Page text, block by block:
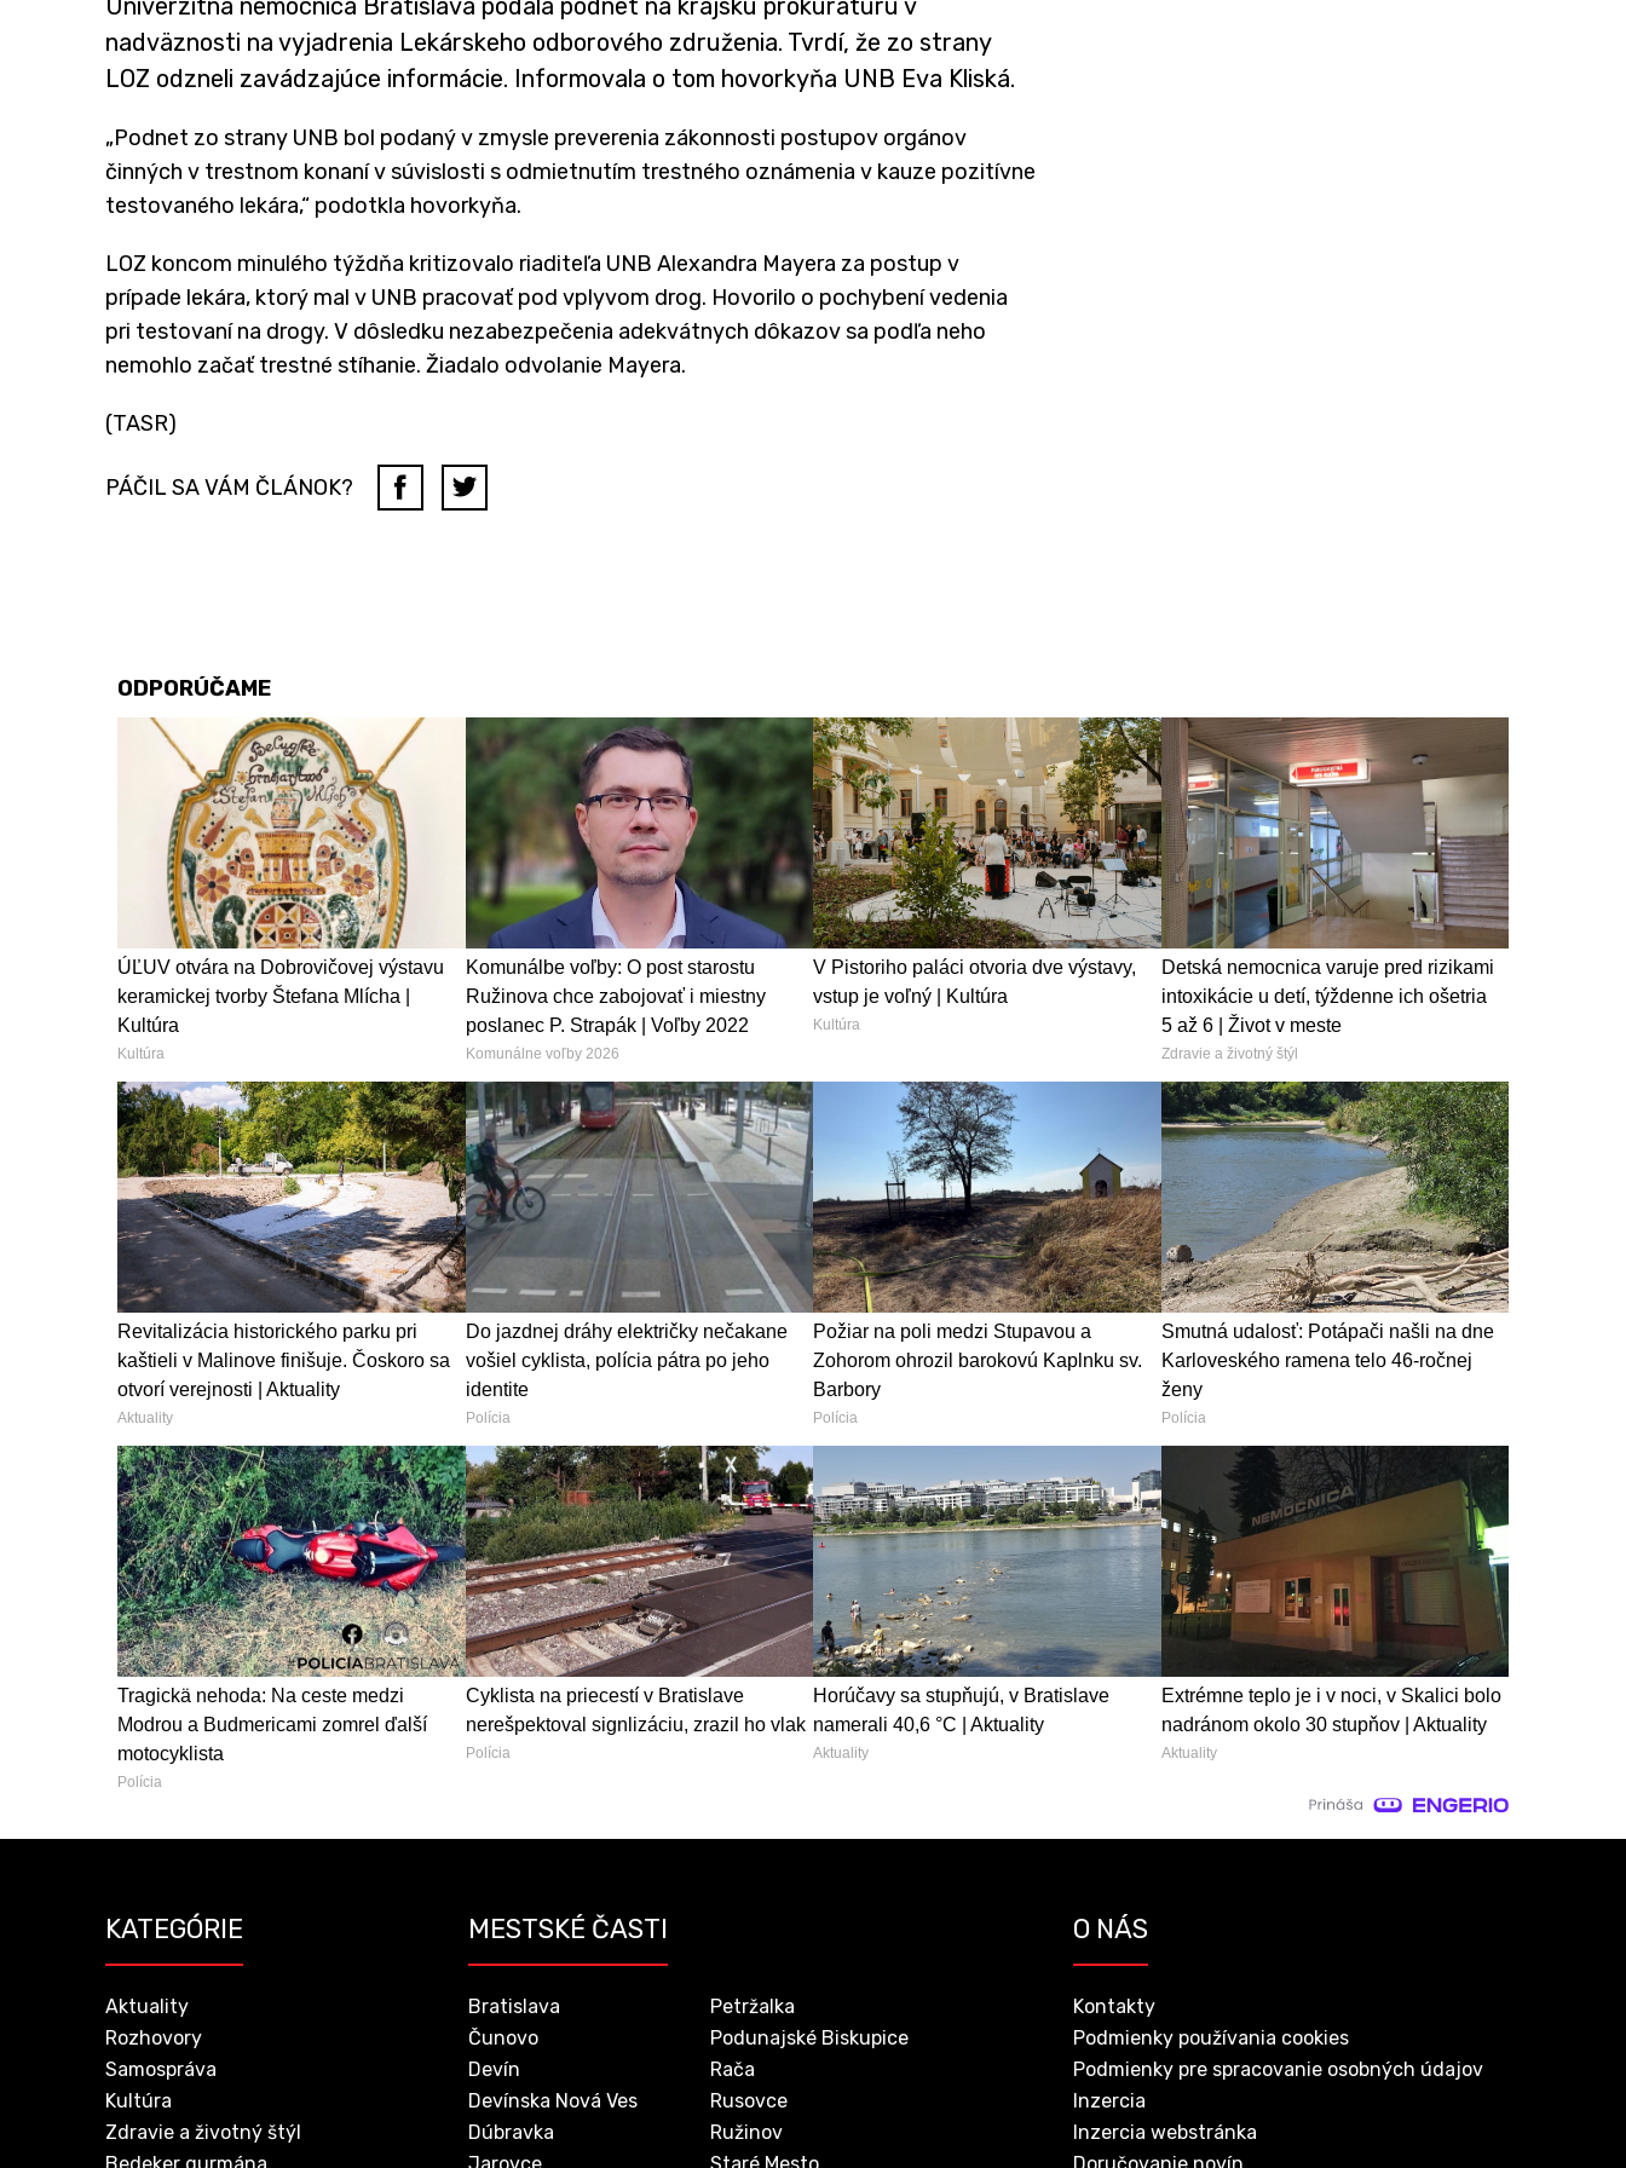
Univerzitná nemocnica Bratislava podala podnet na krajskú prokuratúru v
nadväznosti na vyjadrenia Lekárskeho odborového združenia. Tvrdí, že zo strany
LOZ odzneli zavádzajúce informácie. Informovala o tom hovorkyňa UNB Eva Kliská.
„Podnet zo strany UNB bol podaný v zmysle preverenia zákonnosti postupov orgánov
činných v trestnom konaní v súvislosti s odmietnutím trestného oznámenia v kauze pozitívne
testovaného lekára,“ podotkla hovorkyňa.
LOZ koncom minulého týždňa kritizovalo riaditeľa UNB Alexandra Mayera za postup v
prípade lekára, ktorý mal v UNB pracovať pod vplyvom drog. Hovorilo o pochybení vedenia
pri testovaní na drogy. V dôsledku nezabezpečenia adekvátnych dôkazov sa podľa neho
nemohlo začať trestné stíhanie. Žiadalo odvolanie Mayera.
(TASR)
PÁČIL SA VÁM ČLÁNOK?
ODPORÚČAME
ÚĽUV otvára na Dobrovičovej výstavu
keramickej tvorby Štefana Mlícha |
Kultúra
Kultúra
Komunálbe voľby: O post starostu
Ružinova chce zabojovať i miestny
poslanec P. Strapák | Voľby 2022
Komunálne voľby 2026
V Pistoriho paláci otvoria dve výstavy,
vstup je voľný | Kultúra
Kultúra
Detská nemocnica varuje pred rizikami
intoxikácie u detí, týždenne ich ošetria
5 až 6 | Život v meste
Zdravie a životný štýl
Revitalizácia historického parku pri
kaštieli v Malinove finišuje. Čoskoro sa
otvorí verejnosti | Aktuality
Aktuality
Do jazdnej dráhy električky nečakane
vošiel cyklista, polícia pátra po jeho
identite
Polícia
Požiar na poli medzi Stupavou a
Zohorom ohrozil barokovú Kaplnku sv.
Barbory
Polícia
Smutná udalosť: Potápači našli na dne
Karloveského ramena telo 46-ročnej
ženy
Polícia
Tragickä nehoda: Na ceste medzi
Modrou a Budmericami zomrel ďalší
motocyklista
Polícia
Cyklista na priecestí v Bratislave
nerešpektoval signlizáciu, zrazil ho vlak
Polícia
Horúčavy sa stupňujú, v Bratislave
namerali 40,6 °C | Aktuality
Aktuality
Extrémne teplo je i v noci, v Skalici bolo
nadránom okolo 30 stupňov | Aktuality
Aktuality
KATEGÓRIE
Aktuality
Rozhovory
Samospráva
Kultúra
Zdravie a životný štýl
MESTSKÉ ČASTI
Bratislava
Čunovo
Devín
Devínska Nová Ves
Dúbravka
Petržalka
Podunajské Biskupice
Rača
Rusovce
Ružinov
O NÁS
Kontakty
Podmienky používania cookies
Podmienky pre spracovanie osobných údajov
Inzercia
Inzercia webstránka